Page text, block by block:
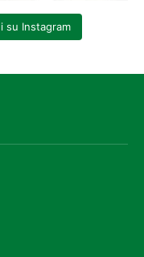
del Cane di Pistoi
su Instagram